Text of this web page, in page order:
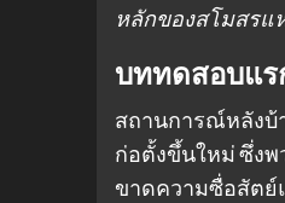
หลักของสโมสรแ
บททดสอบแร
สถานการณ์หลังบ้
ก่อตั้งขึ้นใหม่ ซึ่งพ
ขาดความซื่อสัตย์